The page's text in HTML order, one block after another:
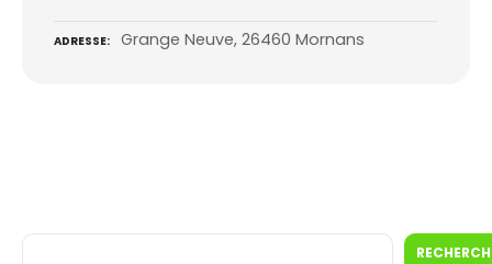
ADRESSE Grange Neuve, 26460 Mornans